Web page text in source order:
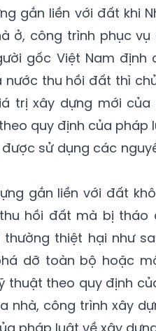
gắn liền với đất khi
ở, công trình phục
gốc Việt Nam
thu hồi đất thì
trị xây dựng mới
quy định của pháp
sử dụng các
gắn liền với đất
hồi đất mà bị
thiệt hại như
dỡ toàn bộ hoặc
thuật theo quy định
nhà, công trình xây